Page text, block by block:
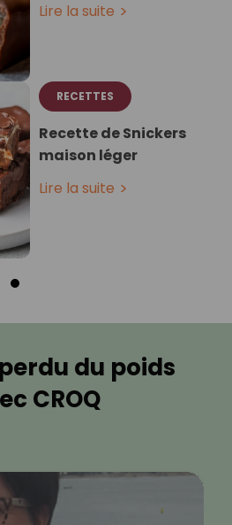
Lire la suite
RECETTES
Recette de Snickers
maison léger
Lire la suite
du poids
CROQ